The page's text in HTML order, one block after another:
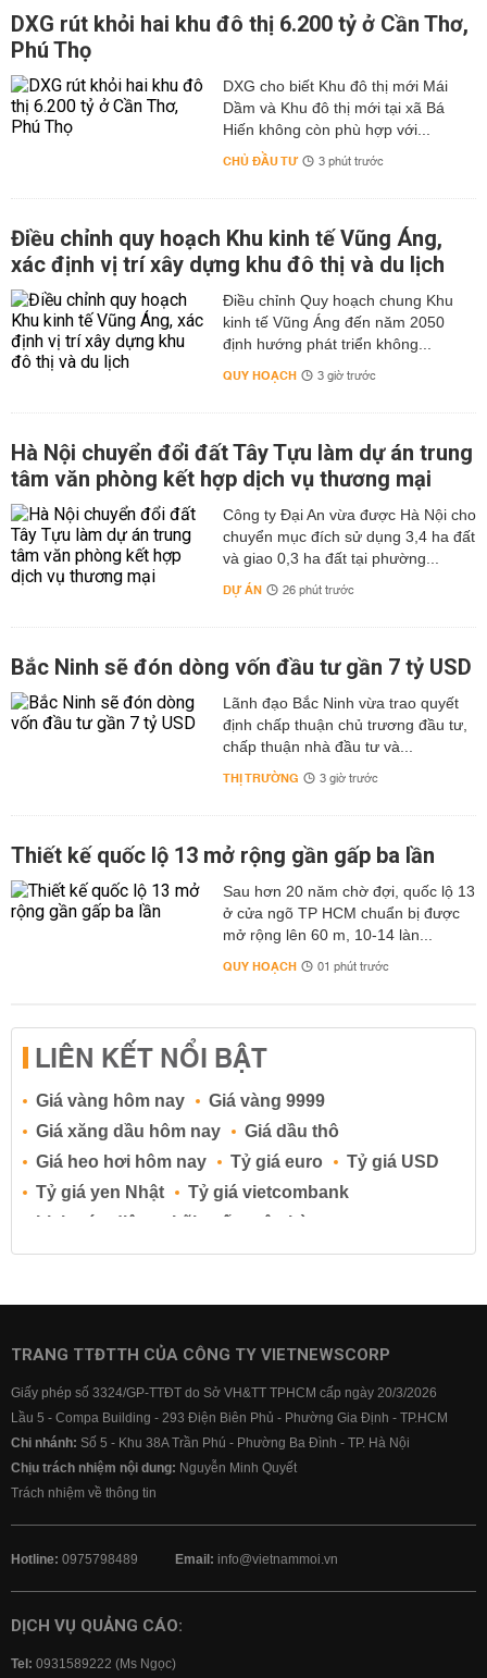
DXG rút khỏi hai khu đô thị 6.200 tỷ ở Cần Thơ,
Phú Thọ
DXG cho biết Khu đô thị mới Mái
Dầm và Khu đô thị mới tại xã Bá
Hiến không còn phù hợp với...
CHỦ ĐẦU TƯ 3 phút trước
Điều chỉnh quy hoạch Khu kinh tế Vũng Áng,
xác định vị trí xây dựng khu đô thị và du lịch
Điều chỉnh Quy hoạch chung Khu
kinh tế Vũng Áng đến năm 2050
định hướng phát triển không...
QUY HOẠCH 3 giờ trước
Hà Nội chuyển đổi đất Tây Tựu làm dự án trung
tâm văn phòng kết hợp dịch vụ thương mại
Công ty Đại An vừa được Hà Nội cho
chuyển mục đích sử dụng 3,4 ha đất
và giao 0,3 ha đất tại phường...
DỰ ÁN 26 phút trước
Bắc Ninh sẽ đón dòng vốn đầu tư gần 7 tỷ USD
Lãnh đạo Bắc Ninh vừa trao quyết
định chấp thuận chủ trương đầu tư,
chấp thuận nhà đầu tư và...
THỊ TRƯỜNG 3 giờ trước
Thiết kế quốc lộ 13 mở rộng gần gấp ba lần
Sau hơn 20 năm chờ đợi, quốc lộ 13
ở cửa ngõ TP HCM chuẩn bị được
mở rộng lên 60 m, 10-14 làn...
QUY HOẠCH 01 phút trước
LIÊN KẾT NỔI BẬT
Giá vàng hôm nay
Giá vàng 9999
Giá xăng dầu hôm nay
Giá dầu thô
Giá heo hơi hôm nay
Tỷ giá euro
Tỷ giá USD
Tỷ giá yen Nhật
Tỷ giá vietcombank
Lịch cúp điện
Lãi suất ngân hàng
Lãi suất tiết kiệm
Lãi suất tiền gửi
Lãi suất ngân hàng BIDV
Lãi suất ngân hàng Vietcombank
TRANG TTĐTTH CỦA CÔNG TY VIETNEWSCORP
Giấy phép số 3324/GP-TTĐT do Sở VH&TT TPHCM cấp ngày 20/3/2026
Lầu 5 - Compa Building - 293 Điện Biên Phủ - Phường Gia Định - TP.HCM
Chi nhánh: Số 5 - Khu 38A Trần Phú - Phường Ba Đình - TP. Hà Nội
Chịu trách nhiệm nội dung: Nguyễn Minh Quyết
Trách nhiệm về thông tin
Hotline: 0975798489 Email: info@vietnammoi.vn
DỊCH VỤ QUẢNG CÁO:
Tel: 0931589222 (Ms Ngọc)